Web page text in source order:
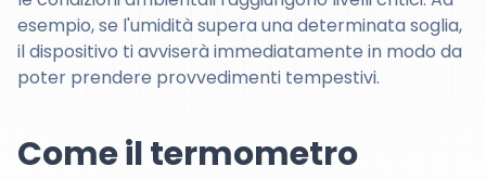
esempio, se l'umidità supera una determinata soglia,
il dispositivo ti avviserà immediatamente in modo da
poter prendere provvedimenti tempestivi.
Come il termometro